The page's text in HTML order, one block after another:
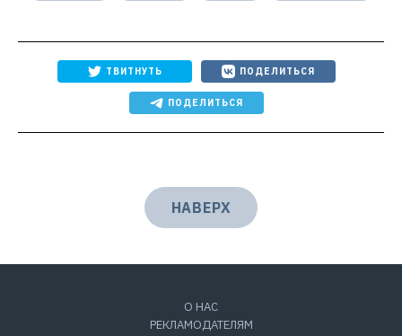
ТВИТНУТЬ ПОДЕЛИТЬСЯ
ПОДЕЛИТЬСЯ
НАВЕРХ
О НАС
РЕКЛАМОДАТЕЛЯМ